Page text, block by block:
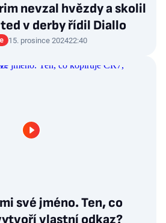
nevzal hvězdy a skolil
v derby řídil Diallo
15. prosince 202422:40
své jméno. Ten, co
vlastní odkaz?